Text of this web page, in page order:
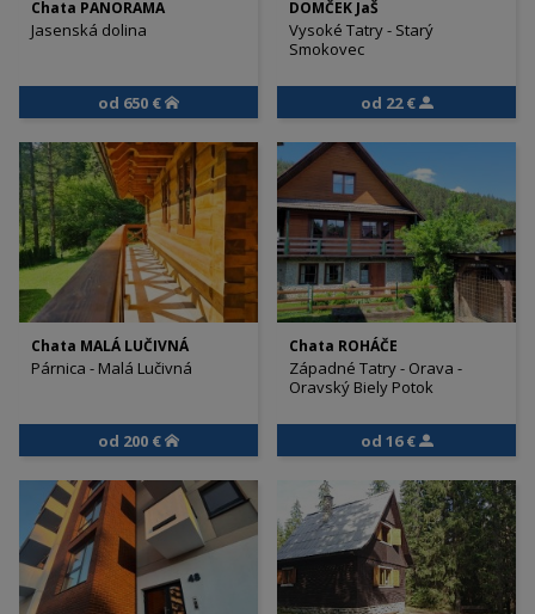
Chata PANORAMA
Jasenská dolina
od 650 €
DOMČEK JaŠ
Vysoké Tatry - Starý
Smokovec
od 22 €
Chata MALÁ LUČIVNÁ
Párnica - Malá Lučivná
od 200 €
Chata ROHÁČE
Západné Tatry - Orava -
Oravský Biely Potok
od 16 €